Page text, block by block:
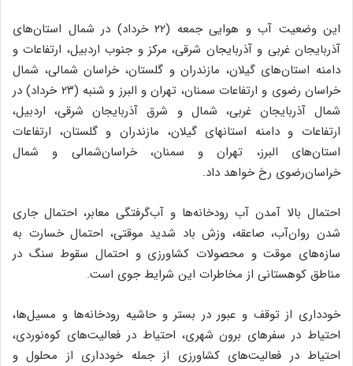
این وضعیت آب و هوایی جمعه (۲۲ خرداد) در شمال استان‌های
آذربایجان‌ غربی و آذربایجان‌ شرقی، مرکز و جنوب اردبیل، ارتفاعات و
دامنه استان‌های گیلان، مازندران و گلستان، خراسان شمالی، شمال
خراسان رضوی و ارتفاعات سمنان، تهران و البرز و شنبه (۲۳ خرداد) در
شمال آذربایجان غربی، شمال و شرق آذربایجان شرقی، اردبیل،
ارتفاعات و دامنه استانهای گیلان، مازندران و گلستان، ارتفاعات
استان‌های البرز، تهران و سمنان، خراسان‌شمالی و شمال
خراسان‌رضوی رخ خواهد داد.
احتمال بالا آمدن آب رودخانه‌ها و آب‌گرفتگی معابر، احتمال جاری
شدن روان‌آب، صاعقه، وزش باد شدید موقتی، احتمال خسارت به
سازه‌های موقت و محصولات کشاورزی و احتمال سقوط سنگ در
مناطق کوهستانی از مخاطرات این شرایط جوی است.
خودداری از توقف و عبور در بستر و حاشیه رودخانه‌ها و مسیل‌ها،
احتیاط در سفرهای برون شهری، احتیاط در فعالیت‌های کوه‌نوردی،
احتیاط در فعالیت‌های کشاورزی از جمله خودداری از محلول و